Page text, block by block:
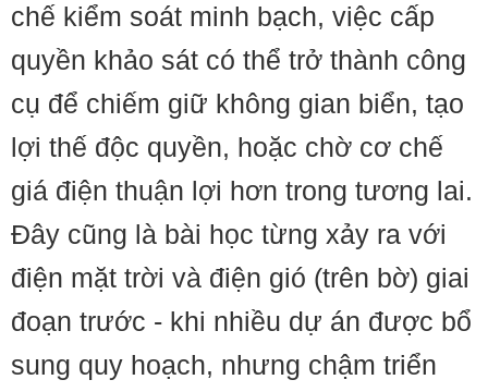
chế kiểm soát minh bạch, việc cấp
quyền khảo sát có thể trở thành công
cụ để chiếm giữ không gian biển, tạo
lợi thế độc quyền, hoặc chờ cơ chế
giá điện thuận lợi hơn trong tương lai.
Đây cũng là bài học từng xảy ra với
điện mặt trời và điện gió (trên bờ) giai
đoạn trước - khi nhiều dự án được bổ
sung quy hoạch, nhưng chậm triển